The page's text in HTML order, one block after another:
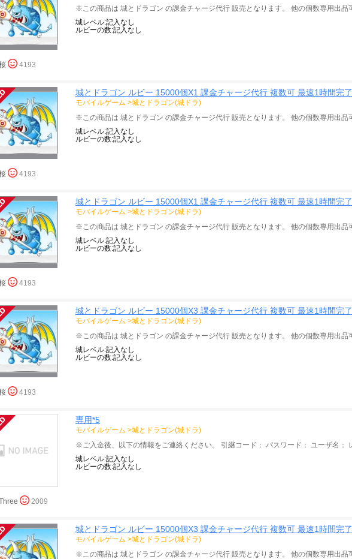
城レベル:記入なし
ルビーの数:記入なし
4193
城とドラゴン ルビー 15000個X1 課金チャージ代行 複数可 最速1時間完了
モバイルゲーム >城とドラゴン(城ドラ)
城レベル:記入なし
ルビーの数:記入なし
4193
城とドラゴン ルビー 15000個X1 課金チャージ代行 複数可 最速1時間完了
モバイルゲーム >城とドラゴン(城ドラ)
城レベル:記入なし
ルビーの数:記入なし
4193
城とドラゴン ルビー 15000個X3 課金チャージ代行 複数可 最速1時間完了
モバイルゲーム >城とドラゴン(城ドラ)
ルビーの数:記入なし
4193
専用*5
モバイルゲーム >城とドラゴン(城ドラ)
ルビーの数:記入なし
2009
城とドラゴン ルビー 15000個X3 課金チャージ代行 複数可 最速1時間完了
モバイルゲーム >城とドラゴン(城ドラ)